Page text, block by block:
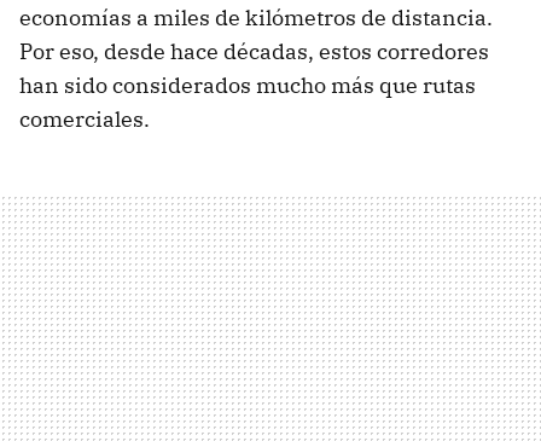
economías a miles de kilómetros de distancia.
Por eso, desde hace décadas, estos corredores
han sido considerados mucho más que rutas
comerciales.